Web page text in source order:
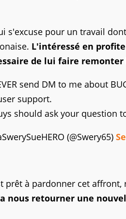
s'excuse pour un travail
L'intéressé en
de lui faire remonter
send DM to me about
support.
should ask your question
(@Swery65)
prêt à pardonner cet affront,
nous retourner une